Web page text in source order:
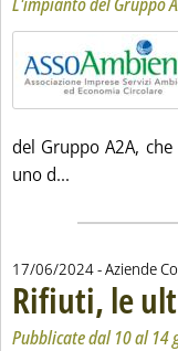
del Gruppo A2A,
uno d...
17/06/2024- Aziende
Rifiuti, le
Pubblicate dal 10 al 14